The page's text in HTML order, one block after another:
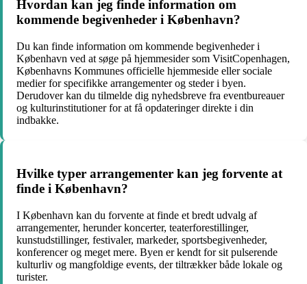
Hvordan kan jeg finde information om
kommende begivenheder i København?
Du kan finde information om kommende begivenheder i
København ved at søge på hjemmesider som VisitCopenhagen,
Københavns Kommunes officielle hjemmeside eller sociale
medier for specifikke arrangementer og steder i byen.
Derudover kan du tilmelde dig nyhedsbreve fra eventbureauer
og kulturinstitutioner for at få opdateringer direkte i din
indbakke.
Hvilke typer arrangementer kan jeg forvente at
finde i København?
I København kan du forvente at finde et bredt udvalg af
arrangementer, herunder koncerter, teaterforestillinger,
kunstudstillinger, festivaler, markeder, sportsbegivenheder,
konferencer og meget mere. Byen er kendt for sit pulserende
kulturliv og mangfoldige events, der tiltrækker både lokale og
turister.